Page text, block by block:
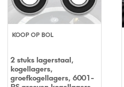
KOOP OP BOL
2 stuks lagerstaal,
kogellagers,
groefkogellagers, 6001-